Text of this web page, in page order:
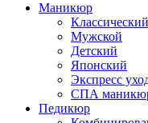
Маникюр
Классический
Мужской
Детский
Японский
Экспресс
СПА
Педикюр